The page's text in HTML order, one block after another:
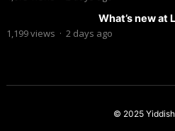
What’s new at
1,199views · 2 days ago
© 2025